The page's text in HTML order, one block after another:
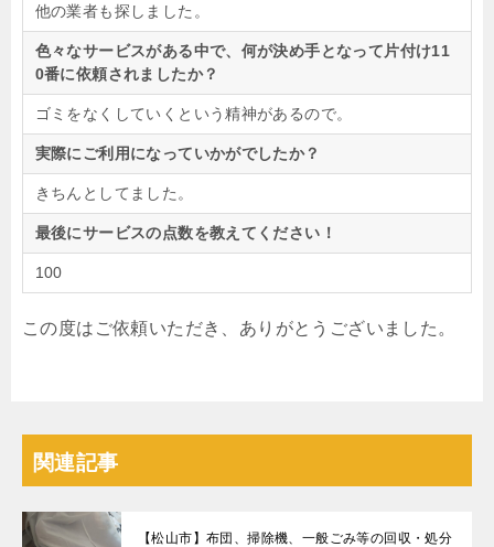
他の業者も探しました。
色々なサービスがある中で、何が決め手となって片付け11
0番に依頼されましたか？
ゴミをなくしていくという精神があるので。
実際にご利用になっていかがでしたか？
きちんとしてました。
最後にサービスの点数を教えてください！
100
この度はご依頼いただき、ありがとうございました。
関連記事
【松山市】布団、掃除機、一般ごみ等の回収・処分